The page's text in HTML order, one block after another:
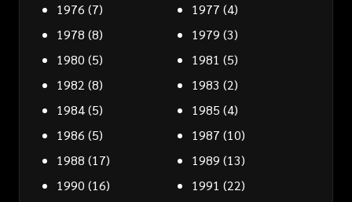
1976 (7) 1977 (4)
1978 (8) 1979 (3)
1980 (5) 1981 (5)
1982 (8) 1983 (2)
1984(5) 1985 (4)
1986 (5) 1987 (10)
1988 (17) 1989 (13)
1990 (16) 1991 (22)